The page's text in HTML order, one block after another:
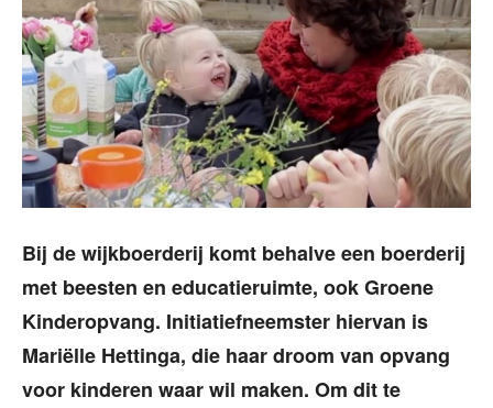
Bij de wijkboerderij komt behalve een boerderij
met beesten en educatieruimte, ook Groene
Kinderopvang. Initiatiefneemster hiervan is
Mariëlle Hettinga, die haar droom van opvang
voor kinderen waar wil maken. Om dit te